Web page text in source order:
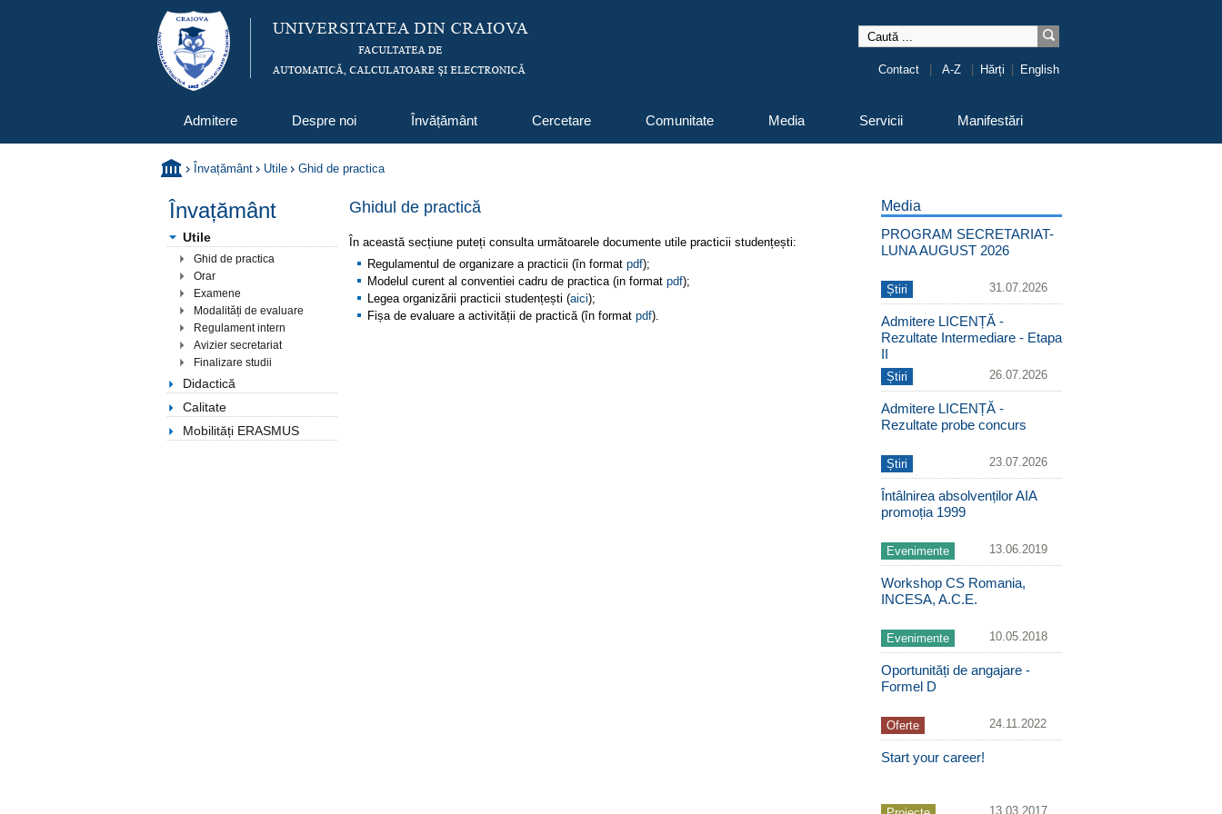
Contact A-Z Hărți English
Admitere Despre noi Învățământ Cercetare Comunitate Media Servicii Manifestări
Învațământ Utile Ghid de practica
Învațământ
Utile
Ghid de practica
Orar
Examene
Modalități de evaluare
Regulament intern
Avizier secretariat
Finalizare studii
Didactică
Calitate
Mobilități ERASMUS
Ghidul de practică
În această secțiune puteți consulta următoarele documente utile practicii studențești:
Regulamentul de organizare a practicii (în format pdf);
Modelul curent al conventiei cadru de practica (in format pdf);
Legea organizării practicii studențești (aici);
Fișa de evaluare a activității de practică (în format pdf).
Media
PROGRAM SECRETARIAT-
LUNA AUGUST 2026
Știri 31.07.2026
Admitere LICENȚĂ -
Rezultate Intermediare - Etapa
II
Știri 26.07.2026
Admitere LICENȚĂ -
Rezultate probe concurs
Știri 23.07.2026
Întâlnirea absolvenților AIA
promoția 1999
Evenimente 13.06.2019
Workshop CS Romania,
INCESA, A.C.E.
Evenimente 10.05.2018
Oportunități de angajare -
Formel D
Oferte 24.11.2022
Start your career!
13.03.2017